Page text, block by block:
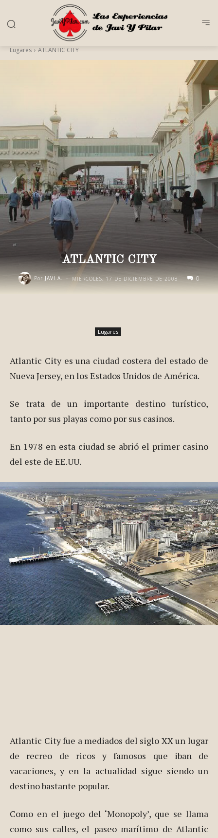
Lugares ATLANTIC CITY
ATLANTIC CITY
Por JAVI A. - MIÉRCOLES, 17 DE DICIEMBRE DE 2008 0
Lugares
Atlantic City es una ciudad costera del estado de
Nueva Jersey, en los Estados Unidos de América.
Se trata de un importante destino turístico,
tanto por sus playas como por sus casinos.
En 1978 en esta ciudad se abrió el primer casino
del este de EE.UU.
Atlantic City fue a mediados del siglo XX un lugar
vacaciones, y en la actualidad sigue siendo un
destino bastante popular.